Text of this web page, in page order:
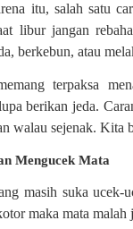
itu, salah satu
libur jangan
berkebun, atau
terpaksa
berikan jeda.
walau sejenak. Kita
Mengucek Mata
masih suka ucek-
maka mata